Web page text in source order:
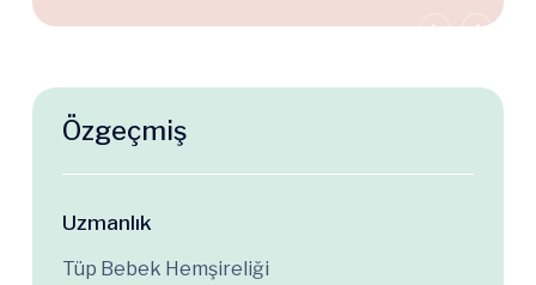
Özgeçmiş
Uzmanlık
Tüp Bebek Hemşireliği